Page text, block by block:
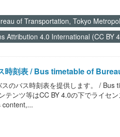
of Transportation, Tokyo
Attribution 4.0 International (CC BY
時刻表 / Bus timetable of
のバス時刻表を提供します。 /
テンツ等はCC BY 4.0の下でライセ
content,...